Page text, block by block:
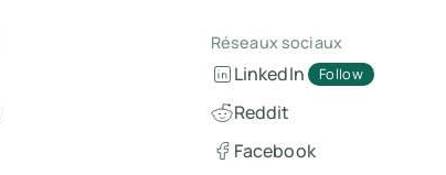
Réseaux sociaux
LinkedIn Follow
Reddit
Facebook